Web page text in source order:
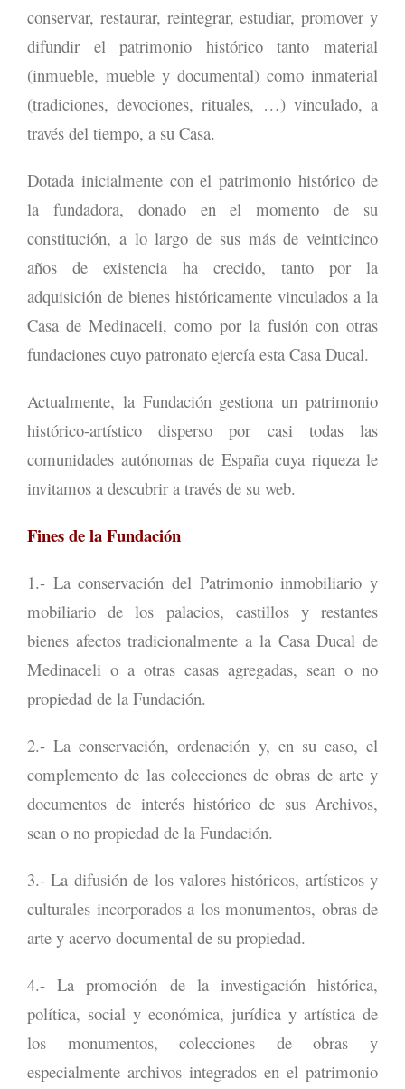
conservar, restaurar, reintegrar, estudiar, promover y
difundir el patrimonio histórico tanto material
(inmueble, mueble y documental) como inmaterial
(tradiciones, devociones, rituales, …) vinculado, a
través del tiempo, a su Casa.
Dotada inicialmente con el patrimonio histórico de
la fundadora, donado en el momento de su
constitución, a lo largo de sus más de veinticinco
años de existencia ha crecido, tanto por la
adquisición de bienes históricamente vinculados a la
Casa de Medinaceli, como por la fusión con otras
fundaciones cuyo patronato ejercía esta Casa Ducal.
Actualmente, la Fundación gestiona un patrimonio
histórico-artístico disperso por casi todas las
comunidades autónomas de España cuya riqueza le
invitamos a descubrir a través de su web.
Fines de la Fundación
1.- La conservación del Patrimonio inmobiliario y
mobiliario de los palacios, castillos y restantes
bienes afectos tradicionalmente a la Casa Ducal de
Medinaceli o a otras casas agregadas, sean o no
propiedad de la Fundación.
2.- La conservación, ordenación y, en su caso, el
complemento de las colecciones de obras de arte y
documentos de interés histórico de sus Archivos,
sean o no propiedad de la Fundación.
3.- La difusión de los valores históricos, artísticos y
culturales incorporados a los monumentos, obras de
arte y acervo documental de su propiedad.
4.- La promoción de la investigación histórica,
política, social y económica, jurídica y artística de
los monumentos, colecciones de obras y
especialmente archivos integrados en el patrimonio